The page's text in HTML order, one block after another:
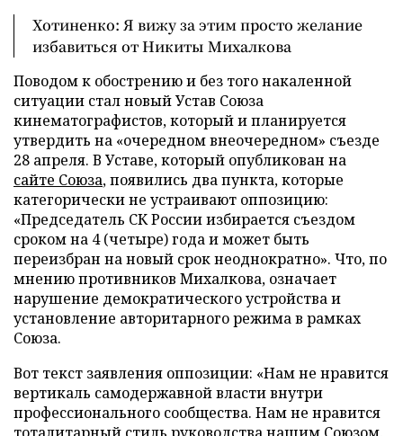
Хотиненко: Я вижу за этим просто желание
избавиться от Никиты Михалкова
Поводом к обострению и без того накаленной
ситуации стал новый Устав Союза
кинематографистов, который и планируется
утвердить на «очередном внеочередном» съезде
28 апреля. В Уставе, который опубликован на
сайте Союза, появились два пункта, которые
категорически не устраивают оппозицию:
«Председатель СК России избирается съездом
сроком на 4 (четыре) года и может быть
переизбран на новый срок неоднократно». Что, по
мнению противников Михалкова, означает
нарушение демократического устройства и
установление авторитарного режима в рамках
Союза.
Вот текст заявления оппозиции: «Нам не нравится
вертикаль самодержавной власти внутри
профессионального сообщества. Нам не нравится